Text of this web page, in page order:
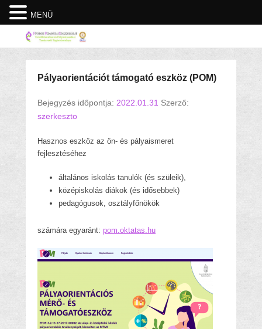
Pályaorientációt támogató eszköz (POM)
Bejegyzés időpontja: 2022.01.31 Szerző:
szerkeszto
Hasznos eszköz az ön- és pályaismeret
fejlesztéséhez
általános iskolás tanulók (és szüleik),
középiskolás diákok (és idősebbek)
pedagógusok, osztályfőnökök
számára egyaránt: pom.oktatas.hu
MENÜ